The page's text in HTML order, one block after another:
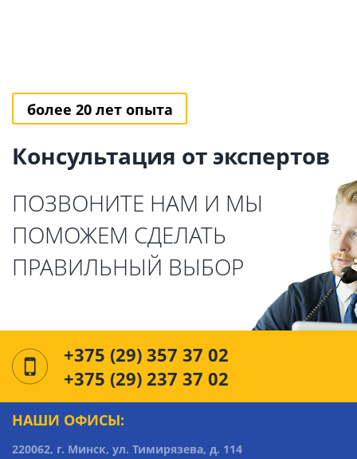
более 20 лет опыта
Консультация от экспертов
ПОЗВОНИТЕ НАМ И МЫ
ПОМОЖЕМ СДЕЛАТЬ
ПРАВИЛЬНЫЙ ВЫБОР
+375 (29) 357 37 02
+375 (29) 237 37 02
НАШИ ОФИСЫ:
220062, г. Минск, ул. Тимирязева, д. 114